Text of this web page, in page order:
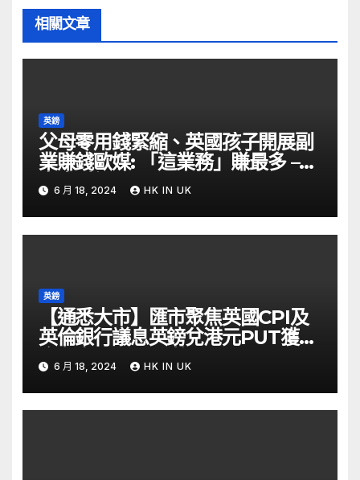
相關文章
英鎊
父母零用錢緊縮、英國孩子開展副
業賺錢歐媒: 「這業務」賺最多 –
自由財經
6 月 18, 2024 HK IN UK
英鎊
【通悉大市】匯市聚焦英國CPI及
英倫銀行議息英鎊兌港元PUT獲資
金留意 – Now 財經
6 月 18, 2024 HK IN UK